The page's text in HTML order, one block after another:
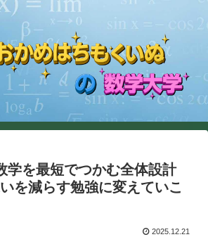
学を最短でつかむ全体設計
いを減らす勉強に変えていこ
2025.12.21